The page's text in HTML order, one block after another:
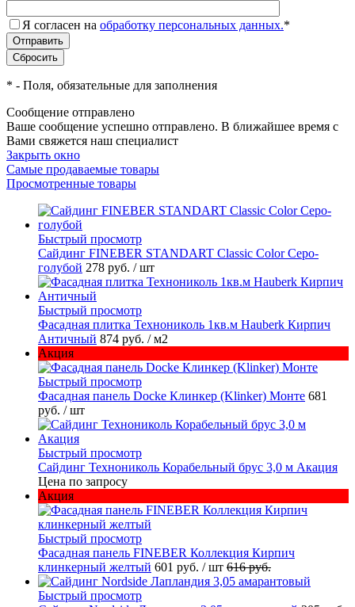
Я согласен на обработку персональных данных.*
* - Поля, обязательные для заполнения
Сообщение отправлено
Ваше сообщение успешно отправлено. В ближайшее время с
Вами свяжется наш специалист
Закрыть окно
Самые продаваемые товары
Просмотренные товары
Быстрый просмотр
Cайдинг FINEBER STANDART Classic Color Серо-
голубой 278 руб. / шт
Быстрый просмотр
Фасадная плитка Технониколь 1кв.м Hauberk Кирпич
Античный 874 руб. / м2
Акция
Быстрый просмотр
Фасадная панель Docke Клинкер (Klinker) Монте 681
руб. / шт
Быстрый просмотр
Сайдинг Технониколь Корабельный брус 3,0 м Акация
Цена по запросу
Акция
Быстрый просмотр
Фасадная панель FINEBER Коллекция Кирпич
клинкерный желтый 601 руб. / шт 616 руб.
Быстрый просмотр